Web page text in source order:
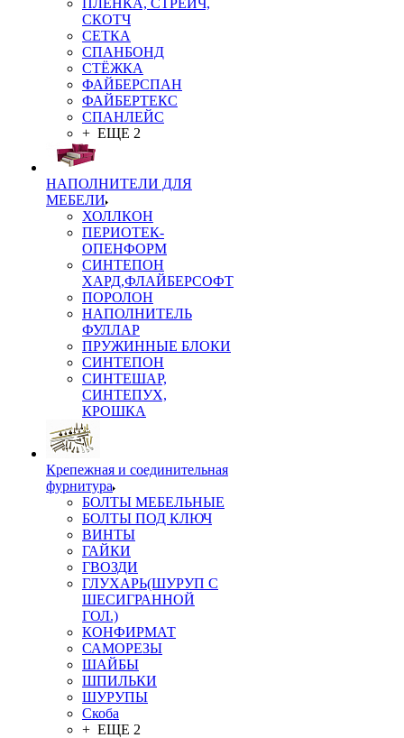
ПЛЁНКА, СТРЕЙЧ,
СКОТЧ
СЕТКА
СПАНБОНД
СТЁЖКА
ФАЙБЕРСПАН
ФАЙБЕРТЕКС
СПАНЛЕЙС
+ ЕЩЕ 2
НАПОЛНИТЕЛИ ДЛЯ
МЕБЕЛИ
ХОЛЛКОН
ПЕРИОТЕК-
ОПЕНФОРМ
СИНТЕПОН
ХАРД,ФЛАЙБЕРСОФТ
ПОРОЛОН
НАПОЛНИТЕЛЬ
ФУЛЛАР
ПРУЖИННЫЕ БЛОКИ
СИНТЕПОН
СИНТЕШАР,
СИНТЕПУХ,
КРОШКА
Крепежная и соединительная
фурнитура
БОЛТЫ МЕБЕЛЬНЫЕ
БОЛТЫ ПОД КЛЮЧ
ВИНТЫ
ГАЙКИ
ГВОЗДИ
ГЛУХАРЬ(ШУРУП С
ШЕСИГРАННОЙ
ГОЛ.)
КОНФИРМАТ
САМОРЕЗЫ
ШАЙБЫ
ШПИЛЬКИ
ШУРУПЫ
Скоба
+ ЕЩЕ 2